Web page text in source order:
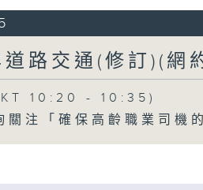
路交通(修訂)(網
10:20 - 10:35)
注「確保高齡職業司機